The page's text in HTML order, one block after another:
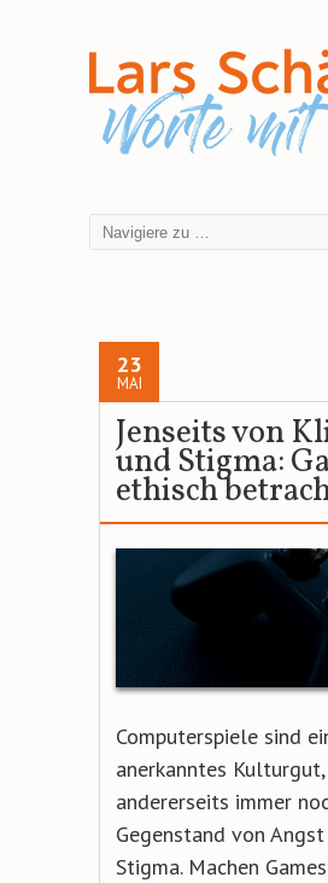
23
MAI
Jenseits von
und Stigma:
ethisch
Computerspiele sind
anerkanntes Kulturgut,
andererseits immer
Gegenstand von
Stigma. Machen Games